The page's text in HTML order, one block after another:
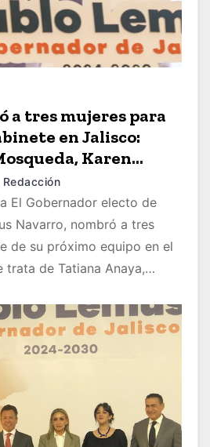
a tres mujeres para
en Jalisco:
Karen
y Tatiana
Redacción
El Gobernador electo de
Navarro, nombró a tres
de su próximo equipo en el
trata de Tatiana Anaya,…